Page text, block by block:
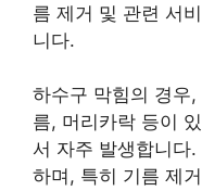
름 제거 및 관련 서
니다.
하수구 막힘의 경우
름, 머리카락 등이
서 자주 발생합니다
하며, 특히 기름 제